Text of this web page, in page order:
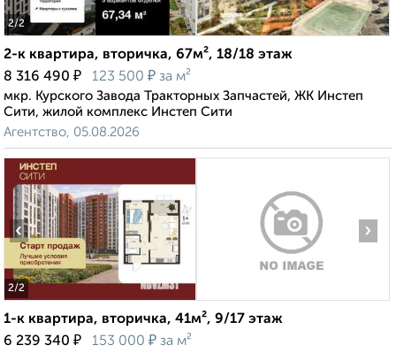
2/2
2-к квартира, вторичка, 67м², 18/18 этаж
8 316 490 ₽ 123 500 ₽ за м²
мкр. Курского Завода Тракторных Запчастей, ЖК Инстеп
Сити, жилой комплекс Инстеп Сити
Агентство, 05.08.2026
2/2
‹ ›
1-к квартира, вторичка, 41м², 9/17 этаж
6 239 340 ₽ 153 000 ₽ за м²